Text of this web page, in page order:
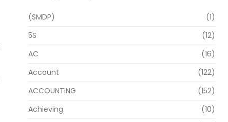
(SMDP)
(1)
5S
(12)
AC
(16)
Account
(122)
ACCOUNTING
(152)
Achieving
(10)